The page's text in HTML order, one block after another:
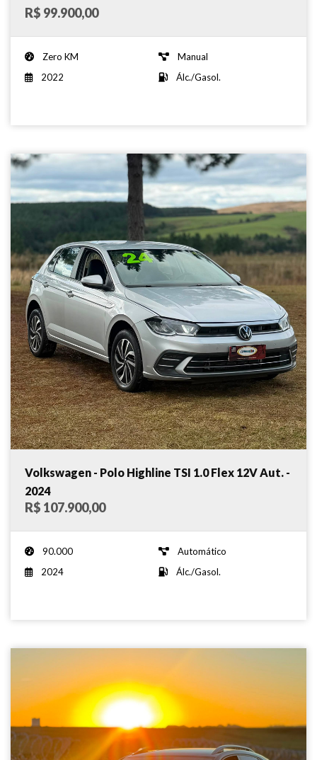
R$ 99.900,00
Zero KM
Manual
2022
Álc./Gasol.
Volkswagen - Polo Highline TSI 1.0 Flex 12V Aut. -
2024
R$ 107.900,00
90.000
Automático
2024
Álc./Gasol.